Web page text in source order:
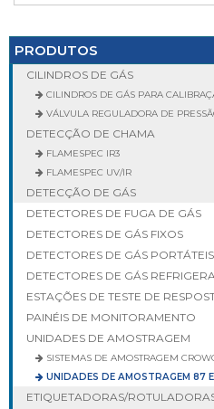
PRODUTOS
CILINDROS DE GÁS
CILINDROS DE GÁS PARA
VÁLVULA REGULADORA DE
DETECÇÃO DE CHAMA
FLAMESPEC IR3
FLAMESPEC UV/IR
DETECÇÃO DE GÁS
DETECTORES DE FUGA DE GÁS
DETECTORES DE GÁS FIXOS
DETECTORES DE GÁS PORTÁTEIS
DETECTORES DE GÁS
ESTAÇÕES DE TESTE DE
PAINÉIS DE MONITORAMENTO
UNIDADES DE AMOSTRAGEM
SISTEMAS DE AMOSTRAGEM
UNIDADES DE AMOSTRAGEM 87
ETIQUETADORAS/